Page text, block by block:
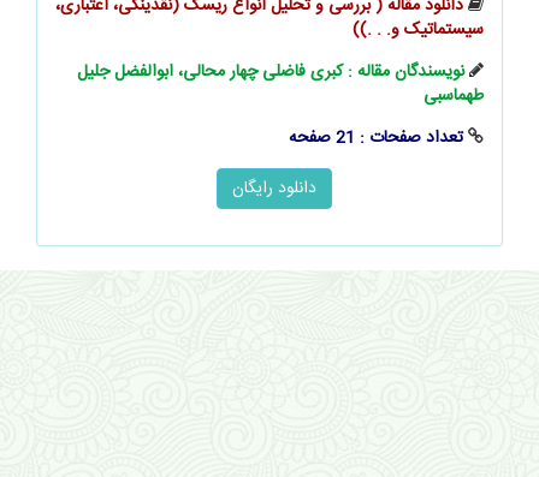
دانلود مقاله (‬‬‬‬‬‬‬‬‬‬‬‬‬‬‬‬‬‬‬‬ بررسی و تحلیل انواع ریسک (نقدینگی، اعتباری،
سیستماتیک و. . .))
نویسندگان مقاله : کبری فاضلی چهار محالی، ابوالفضل جلیل
طهماسبی
تعداد صفحات : 21 صفحه